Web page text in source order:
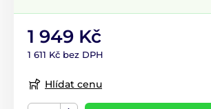
1 949 Kč
1 611 Kč bez DPH
Hlídat cenu